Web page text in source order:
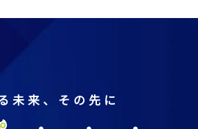
未来、その先に